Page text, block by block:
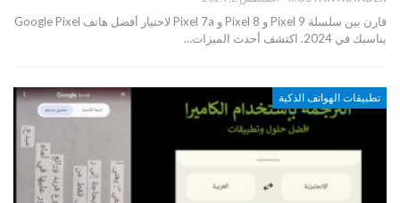
قارن بين سلسلة Pixel 9 و Pixel 8 و Pixel 7a لاختيار أفضل هاتف Google Pixel
يناسبك في 2024. اكتشف أحدث الميزات…
تطبيقات الهواتف الذكية